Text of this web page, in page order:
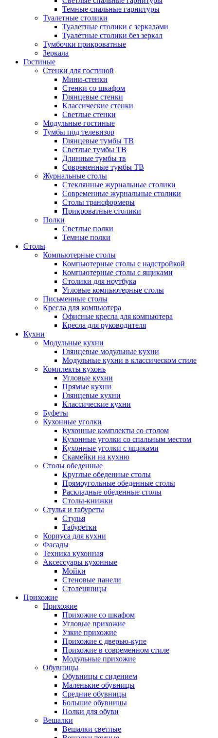
Темные спальные гарнитуры
Туалетные столики
Туалетные столики с зеркалами
Туалетные столики без зеркал
Тумбочки прикроватные
Зеркала
Гостиные
Стенки для гостиной
Мини-стенки
Стенки со шкафом
Глянцевые стенки
Классические стенки
Светлые стенки
Модульные гостиные
Тумбы под телевизор
Глянцевые тумбы ТВ
Светлые тумбы ТВ
Длинные тумбы тв
Современные тумбы ТВ
Журнальные столы
Стеклянные журнальные столики
Современные журнальные столики
Столы трансформеры
Прикроватные столики
Полки
Светлые полки
Темные полки
Столы
Компьютерные столы
Компьютерные столы с надстройкой
Компьютерные столы с ящиками
Столики для ноутбука
Угловые компьютерные столы
Письменные столы
Кресла для компьютера
Офисные кресла для компьютера
Кресла для руководителя
Кухни
Модульные кухни
Глянцевые модульные кухни
Модульные кухни в классическом стиле
Комплекты кухонь
Угловые кухни
Прямые кухни
Глянцевые кухни
Классические кухни
Буфеты
Кухонные уголки
Кухонные комплекты со столом
Кухонные уголки со спальным местом
Кухонные уголки с ящиками
Скамейки на кухню
Столы обеденные
Круглые обеденные столы
Прямоугольные обеденные столы
Раскладные обеденные столы
Столы-книжки
Стулья и табуреты
Стулья
Табуретки
Корпуса для кухни
Фасады
Техника кухонная
Аксессуары кухонные
Мойки
Стеновые панели
Столешницы
Прихожие
Прихожие
Прихожие со шкафом
Угловые прихожие
Узкие прихожие
Прихожие с дверью-купе
Прихожие в современном стиле
Модульные прихожие
Обувницы
Обувницы с сидением
Маленькие обувницы
Средние обувницы
Большие обувницы
Полки для обуви
Вешалки
Вешалки светлые